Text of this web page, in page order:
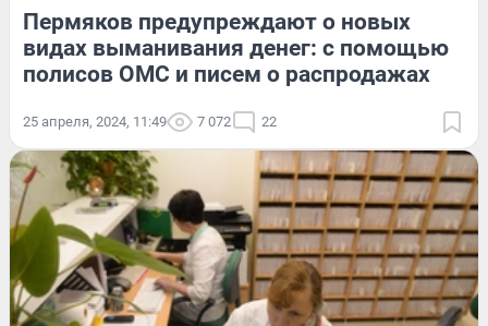
Пермяков предупреждают о новых
видах выманивания денег: с помощью
полисов ОМС и писем о распродажах
25 апреля, 2024, 11:49 7 072 22